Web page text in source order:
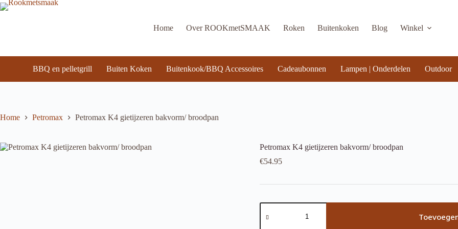
Ga
naar
Home Over ROOKmetSMAAK Roken Buitenkoken Blog Winkel
BBQ en pelletgrill Buiten Koken Buitenkook/BBQ Accessoires Cadeaubonnen Lampen | Onderdelen Outdoor
Home Petromax Petromax K4 gietijzeren bakvorm/ broodpan
Petromax K4 gietijzeren bakvorm/ broodpan
€54.95
Petromax
K4